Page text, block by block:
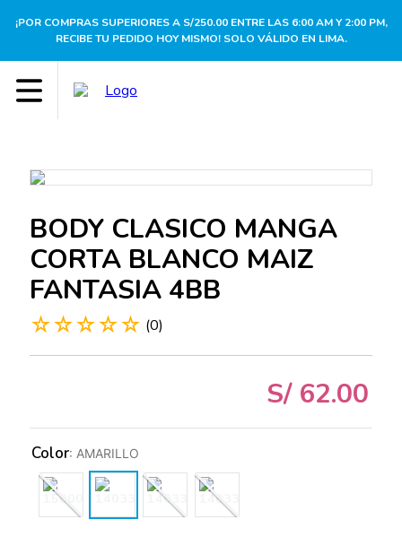
¡POR COMPRAS SUPERIORES A S/250.00 ENTRE LAS 6:00 AM Y 2:00 PM,
RECIBE TU PEDIDO HOY MISMO! SOLO VÁLIDO EN LIMA.
BODY CLASICO MANGA
CORTA BLANCO MAIZ
FANTASIA 4BB
☆☆☆☆☆ (0)
S/ 62.00
Color: AMARILLO